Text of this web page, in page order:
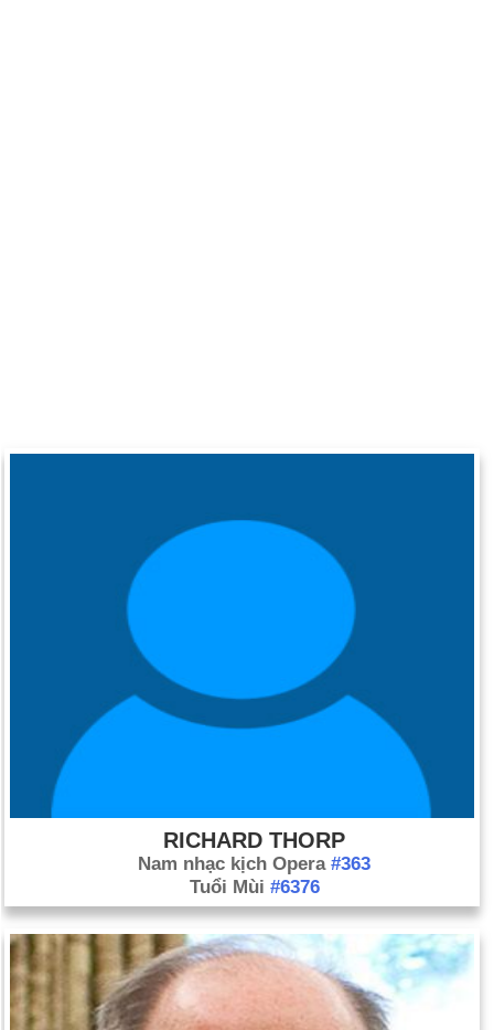
RICHARD THORP
Nam nhạc kịch Opera #363
Tuổi Mùi #6376